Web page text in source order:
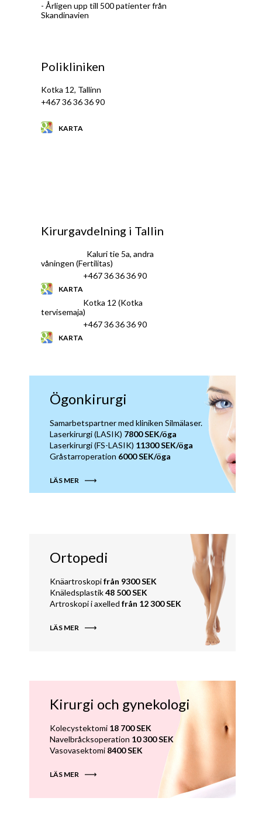
- Årligen upp till 500 patienter från
Skandinavien
Polikliniken
Kotka 12, Tallinn
+467 36 36 36 90
KARTA
Kirurgavdelning i Tallin
Kaluri tie 5a, andra
våningen (Fertilitas)
+467 36 36 36 90
KARTA
Kotka 12 (Kotka
tervisemaja)
+467 36 36 36 90
KARTA
Ögonkirurgi
Samarbetspartner med kliniken Silmälaser.
Laserkirurgi (LASIK) 7800 SEK/öga
Laserkirurgi (FS-LASIK) 11300 SEK/öga
Gråstarroperation 6000 SEK/öga
LÄS MER
Ortopedi
Knäartroskopifrån 9300 SEK
Knäledsplastik48 500 SEK
Artroskopi i axelled från 12 300 SEK
LÄS MER
Kirurgi och gynekologi
Kolecystektomi 18 700 SEK
Navelbråcksoperation 10 300 SEK
Vasovasektomi 8400 SEK
LÄS MER